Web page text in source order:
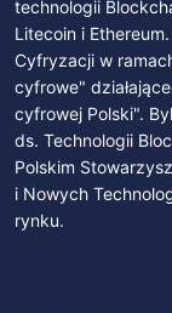
technologii
Litecoin i
Cyfryzacji w
cyfrowe"
cyfrowej Polski".
ds. Technologii
Polskim
i Nowych
rynku.